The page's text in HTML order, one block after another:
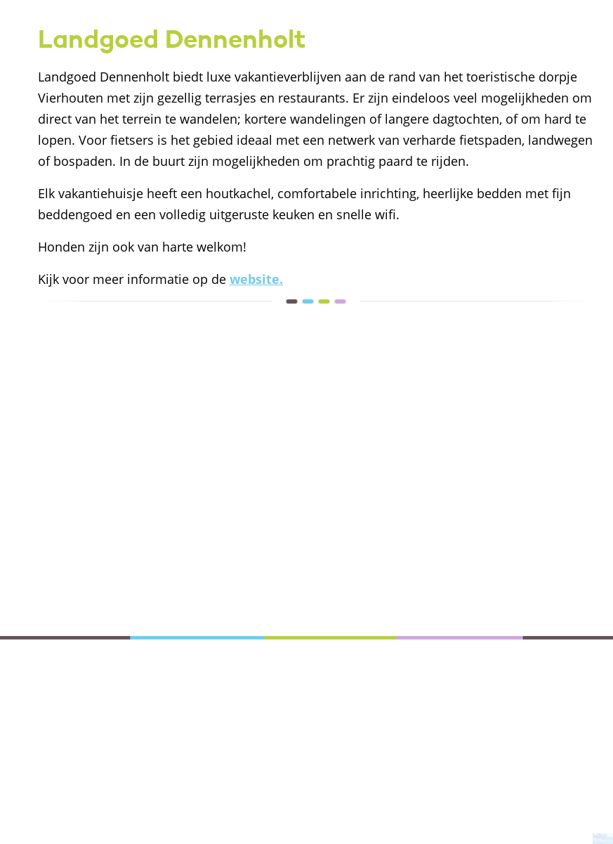
Landgoed Dennenholt
Landgoed Dennenholt biedt luxe vakantieverblijven aan de rand van het toeristische dorpje
Vierhouten met zijn gezellig terrasjes en restaurants. Er zijn eindeloos veel mogelijkheden om
direct van het terrein te wandelen; kortere wandelingen of langere dagtochten, of om hard te
lopen. Voor fietsers is het gebied ideaal met een netwerk van verharde fietspaden, landwegen
of bospaden. In de buurt zijn mogelijkheden om prachtig paard te rijden.
Elk vakantiehuisje heeft een houtkachel, comfortabele inrichting, heerlijke bedden met fijn
beddengoed en een volledig uitgeruste keuken en snelle wifi.
Honden zijn ook van harte welkom!
Kijk voor meer informatie op de website.